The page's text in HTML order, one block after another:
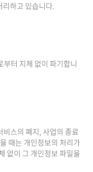
리하고 있습니다.
터 지체 없이 파기합니
스의 폐지, 사업의 종료
때는 개인정보의 처리가
없이 그 개인정보 파일을